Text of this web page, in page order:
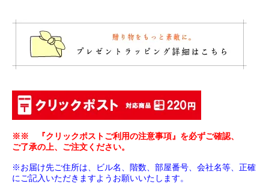
※※ 『クリックポストご利用の注意事項』を必ずご確認、
ご了承の上、ご注文ください。
※お届け先ご住所は、ビル名、階数、部屋番号、会社名等、正確
にご記入いただきますようお願いいたします。